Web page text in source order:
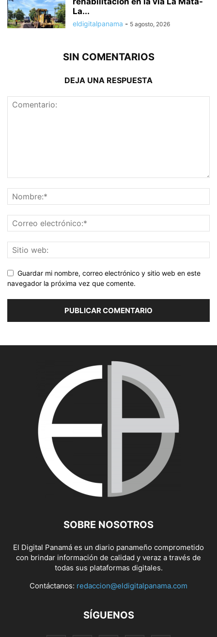
La...
eldigitalpanama - 5 agosto, 2026
SIN COMENTARIOS
DEJA UNA RESPUESTA
Guardar mi nombre, correo electrónico y sitio web en este
navegador la próxima vez que comente.
SOBRE NOSOTROS
El Digital Panamá es un diario panameño comprometido
con brindar información de calidad y veraz a través de
todas sus plataformas digitales.
Contáctanos: redaccion@eldigitalpanama.com
SÍGUENOS